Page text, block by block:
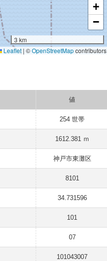
+
−
3 km
Leaflet | ©OpenStreetMapcontributors
値
254 世帯
1612.381 ｍ
神戸市東灘区
8101
34.731596
101
07
101043007